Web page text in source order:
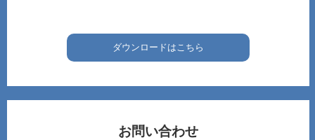
ダウンロードはこちら
お問い合わせ